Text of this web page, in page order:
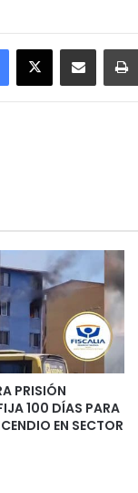
Facebook
X Enviar vía email
PRISIÓN
100 DÍAS PARA
EN SECTOR